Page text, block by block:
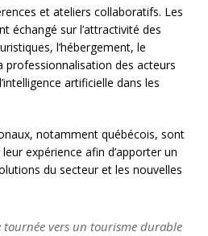
et ateliers collaboratifs. Les
échangé sur l’attractivité des
l’hébergement, le
des acteurs
artificielle dans les
notamment québécois, sont
expérience afin d’apporter un
du secteur et les nouvelles
tournée vers un tourisme durable